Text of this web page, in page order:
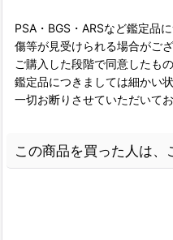
PSA・BGS・ARSなど鑑定品
傷等が見受けられる場合がござ
ご購入した段階で同意したも
鑑定品につきましては細かい
一切お断りさせていただいてお
この商品を買った人は